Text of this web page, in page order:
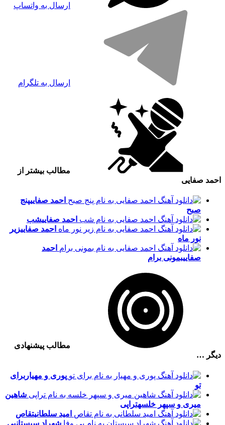
ارسال به واتساپ
ارسال به تلگرام
مطالب بیشتر از
احمد صفایی
احمد صفاییپنج
صبح
احمد صفاییشب
احمد صفاییزیر
نور ماه
احمد
صفاییبمونی برام
مطالب پیشنهادی
دیگر …
پوری و مهیار برای
تو
شاهین
میری و سپهر خلسهتراپی
امید سلطانیتقاص
شهراد سیستانبی